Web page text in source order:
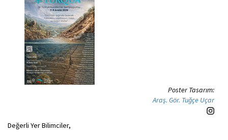
Poster Tasarım:
Araş. Gör. Tuğçe Uçar
Değerli Yer Bilimciler,